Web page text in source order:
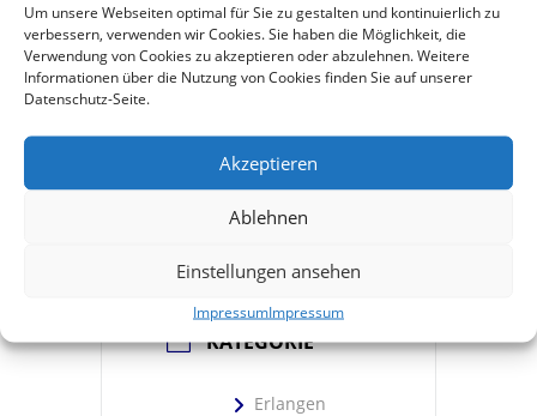
Um unsere Webseiten optimal für Sie zu gestalten und kontinuierlich zu
verbessern, verwenden wir Cookies. Sie haben die Möglichkeit, die
Verwendung von Cookies zu akzeptieren oder abzulehnen. Weitere
Informationen über die Nutzung von Cookies finden Sie auf unserer
Datenschutz-Seite.
Akzeptieren
Ablehnen
Einstellungen ansehen
ImpressumImpressum
11:00 - 15:00
MBB Standort
KATEGORIE
Erlangen